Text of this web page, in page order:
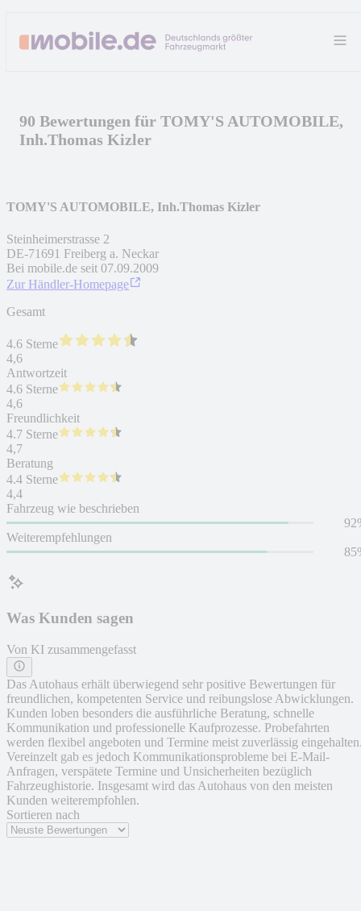
90 Bewertungen für TOMY'S AUTOMOBILE,
Inh.Thomas Kizler
Was Kunden sagen
Von KI zusammengefasst
Das Autohaus erhält überwiegend sehr positive Bewertungen für
freundlichen, kompetenten Service und reibungslose Abwicklungen.
Kunden loben besonders die ausführliche Beratung, schnelle
Kommunikation und professionelle Kaufprozesse. Probefahrten
werden flexibel angeboten und Termine meist zuverlässig
Vereinzelt gab es jedoch Kommunikationsprobleme bei E-Mail-
Anfragen, verspätete Termine und Unsicherheiten bezüglich
Fahrzeughistorie. Insgesamt wird das Autohaus von den meisten
Kunden weiterempfohlen.
Sortieren nach
TOMY'S AUTOMOBILE, Inh.Thomas Kizler
Steinheimerstrasse 2
DE-71691 Freiberg a. Neckar
Bei mobile.de seit 07.09.2009
Zur Händler-Homepage
Gesamt
4.6 Sterne
4,6
Antwortzeit
4.6 Sterne
4,6
Freundlichkeit
4.7 Sterne
4,7
Beratung
4.4 Sterne
4,4
Fahrzeug wie beschrieben
Weiterempfehlungen